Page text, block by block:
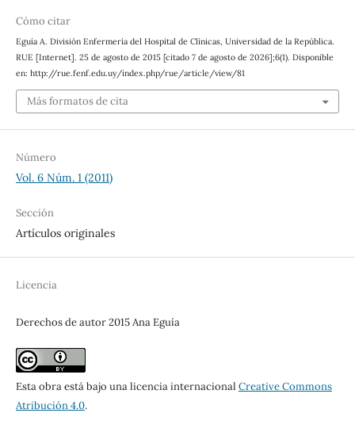
Cómo citar
Eguía A. División Enfermería del Hospital de Clínicas, Universidad de la República.
RUE [Internet]. 25 de agosto de 2015 [citado 7 de agosto de 2026];6(1). Disponible
en: http://rue.fenf.edu.uy/index.php/rue/article/view/81
Más formatos de cita
Número
Vol. 6 Núm. 1 (2011)
Sección
Artículos originales
Licencia
Derechos de autor 2015 Ana Eguía
Esta obra está bajo una licencia internacional Creative Commons
Atribución 4.0.